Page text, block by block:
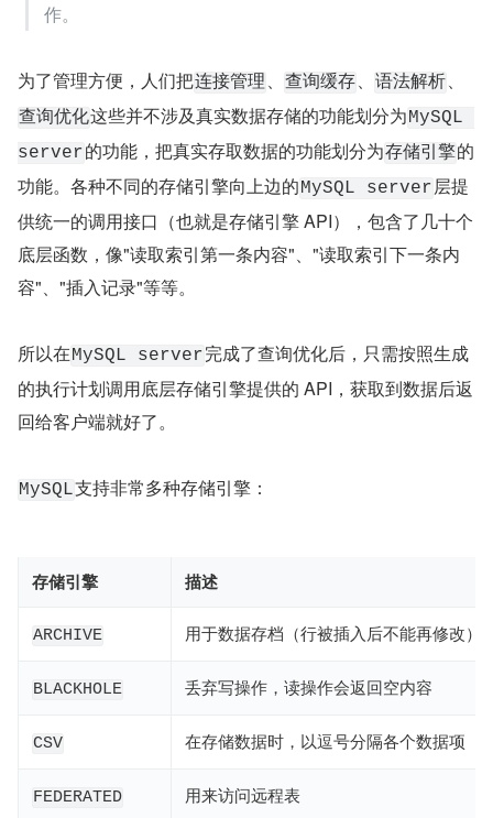
作。
为了管理方便，人们把连接管理、 查询缓存、 语法解析、
查询优化这些并不涉及真实数据存储的功能划分为MySQL
server的功能，把真实存取数据的功能划分为存储引擎的
功能。各种不同的存储引擎向上边的MySQL server层提
供统一的调用接口（也就是存储引擎 API），包含了几十个
底层函数，像"读取索引第一条内容"、"读取索引下一条内
容"、"插入记录"等等。
所以在MySQL server完成了查询优化后，只需按照生成
的执行计划调用底层存储引擎提供的 API，获取到数据后返
回给客户端就好了。
MySQL支持非常多种存储引擎：
存储引擎 描述
ARCHIVE 用于数据存档（行被插入后不能再修改）
BLACKHOLE 丢弃写操作，读操作会返回空内容
CSV 在存储数据时，以逗号分隔各个数据项
FEDERATED 用来访问远程表